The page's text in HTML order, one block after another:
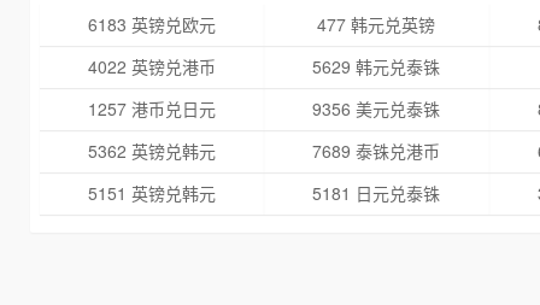
6183 英镑兑欧元 477 韩元兑英镑
4022 英镑兑港币
5629 韩元兑泰铢
1257 港币兑日元
9356 美元兑泰铢
5362 英镑兑韩元
7689 泰铢兑港币
5151 英镑兑韩元
5181 日元兑泰铢